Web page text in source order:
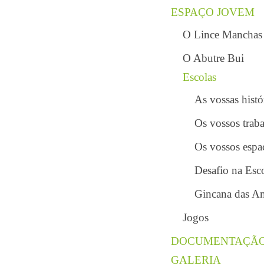
ESPAÇO JOVEM
O Lince Manchas
O Abutre Bui
Escolas
As vossas
Os vossos
Os vossos
Desafio na
Gincana das
Jogos
GALERIA